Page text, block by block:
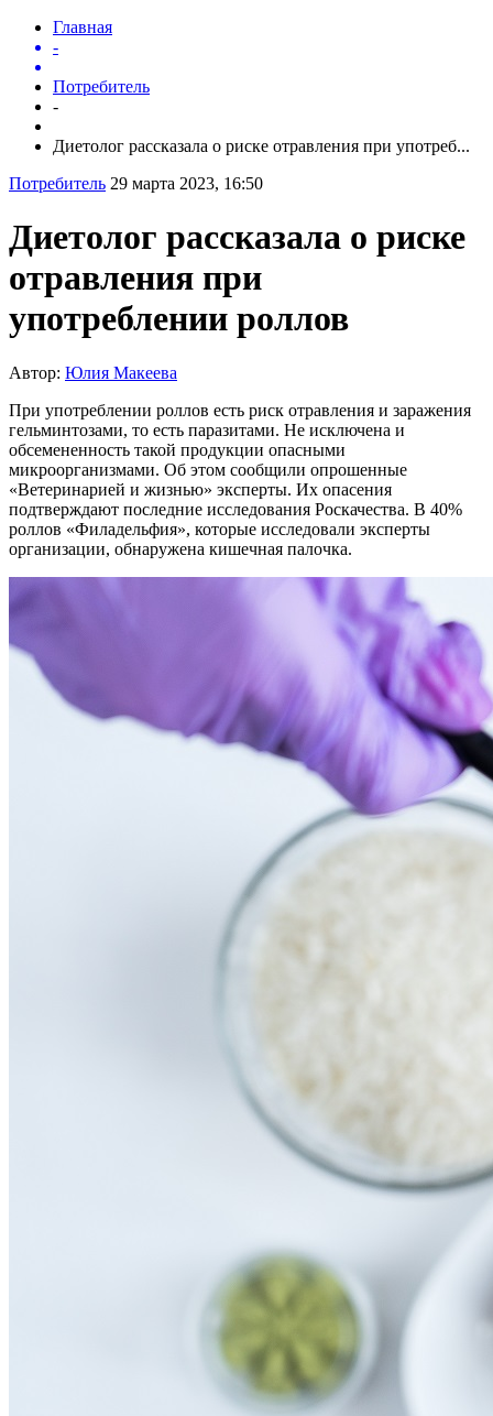
Главная
-
Потребитель
-
Диетолог рассказала о риске отравления при употреб...
Потребитель 29 марта 2023, 16:50
Диетолог рассказала о риске
отравления при
употреблении роллов
Автор: Юлия Макеева
При употреблении роллов есть риск отравления и заражения
гельминтозами, то есть паразитами. Не исключена и
обсемененность такой продукции опасными
микроорганизмами. Об этом сообщили опрошенные
«Ветеринарией и жизнью» эксперты. Их опасения
подтверждают последние исследования Роскачества. В 40%
роллов «Филадельфия», которые исследовали эксперты
организации, обнаружена кишечная палочка.